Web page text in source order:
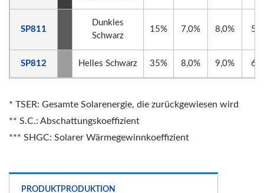
SP811
Dunkles
Schwarz
15% 7,0% 8,0%
SP812 Helles Schwarz 35% 8,0% 9,0%
* TSER: Gesamte Solarenergie, die zurückgewiesen wird
** S.C.: Abschattungskoeffizient
*** SHGC: Solarer Wärmegewinnkoeffizient
PRODUKTPRODUKTION